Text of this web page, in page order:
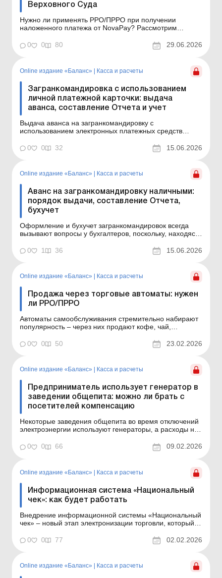
Верховного Суда
Нужно ли применять РРО/ПРРО при получении
наложенного платежа от NovaPay? Рассмотрим
действовать интернет-торговцам. Баланс № 26 от 30
июня 2026 года Субъекты хозяйствования,
Новую почту, прекрасно помня...
0 0 80 29.06.2026
Online издание «Баланс» | Касса и расчеты
Загранкомандировка с использованием
личной платежной карточки: выдача
аванса, составление Отчета и учет
Выдача аванса на загранкомандировку с
использованием электронных платежных средств
и широко применяемый вариант. В статье рассмотрим
особенности учета командировочных расходов в
карточку рабо...
0 0 32 15.06.2026
Online издание «Баланс» | Касса и расчеты
Аванс на загранкомандировку наличными:
порядок выдачи, составление Отчета,
бухучет
Оформление и бухучет загранкомандировок всегда
вызывают вопросы у бухгалтеров, поскольку, находясь
инвалюте. В статье рассмотрим порядок учета
командировочных расходов в ситуации, когда аванс на
или г...
0 1 36 15.06.2026
Online издание «Баланс» Касса и расчеты
Продажа через торговые автоматы: нужен
ли РРО/ПРРО
Автоматы самообслуживания стремительно набирают
популярность – через них продают кофе, чай,
торгово-развлекательных центрах и магазинах.
Узнайте, нужно ли для таких продаж применять РРО/
собственников торгов...
0 0 50 23.02.2026
Online издание «Баланс» Касса и расчеты
Предприниматель использует генератор в
заведении общепита: можно ли брать с
посетителей компенсацию
Некоторые заведения общепита во время отключений
электроэнергии используют генераторы, а расходы на
посетителей. Разберемся, правомерно ли брать с
посетителей такую компенсацию и какие последствия
собственника...
0 0 66 09.02.2026
Online издание «Баланс» | Касса и расчеты
Информационная система «Национальный
чек»: как будет работать
Внедрение информационной системы «Национальный
чек» – новый этап электронизации торговли, который
Узнайте, как будет работать эта система и чем она
будет отличаться от уже существующих вариантов.
0 0 77 02.02.2026
Online издание «Баланс» Касса и расчеты